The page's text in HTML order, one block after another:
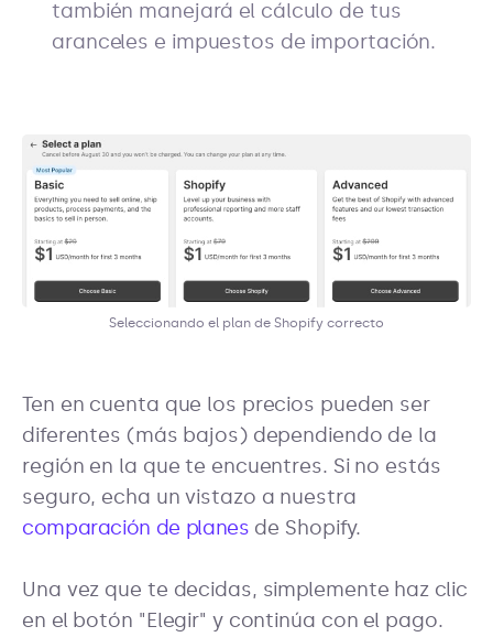
también manejará el cálculo de tus
aranceles e impuestos de importación.
Seleccionando el plan de Shopify correcto
Ten en cuenta que los precios pueden ser
diferentes (más bajos) dependiendo de la
región en la que te encuentres. Si no estás
seguro, echa un vistazo a nuestra
comparación de planes de Shopify.
Una vez que te decidas, simplemente haz clic
en el botón "Elegir" y continúa con el pago.